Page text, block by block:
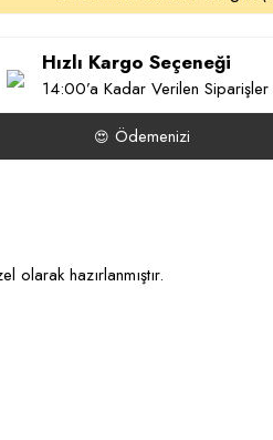
Hızlı Kargo Seçeneği
14:00’a Kadar Verilen
😍 Ödemenizi
olarak hazırlanmıştır.